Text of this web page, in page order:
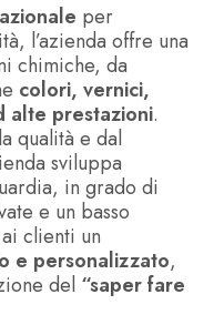
per
l’azienda offre una
chimiche, da
colori, vernici,
alte prestazioni.
qualità e dal
sviluppa
in grado di
e un basso
clienti un
e personalizzato,
del “saper fare